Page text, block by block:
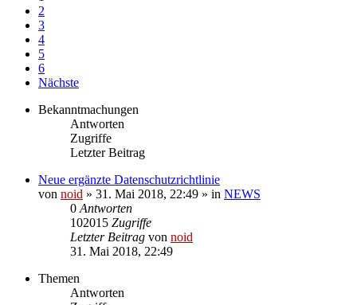
2
3
4
5
6
Nächste
Bekanntmachungen
Antworten
Zugriffe
Letzter Beitrag
Neue ergänzte Datenschutzrichtlinie
von noid » 31. Mai 2018, 22:49 » in NEWS
0 Antworten
102015 Zugriffe
Letzter Beitrag von noid
31. Mai 2018, 22:49
Themen
Antworten